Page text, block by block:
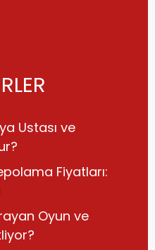
Ustası ve
Fiyatları:
Oyun ve